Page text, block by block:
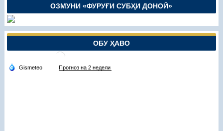
ОЗМУНИ «ФУРУҒИ СУБҲИ ДОНОӢ»
ОБУ ҲАВО